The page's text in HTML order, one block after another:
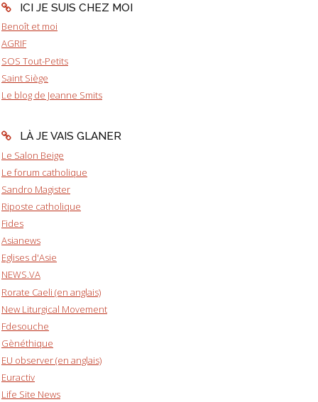
ICI JE SUIS CHEZ MOI
Benoît et moi
AGRIF
SOS Tout-Petits
Saint Siège
Le blog de Jeanne Smits
LÀ JE VAIS GLANER
Le Salon Beige
Le forum catholique
Sandro Magister
Riposte catholique
Fides
Asianews
Eglises d'Asie
NEWS.VA
Rorate Caeli (en anglais)
New Liturgical Movement
Fdesouche
Gènéthique
EU observer (en anglais)
Euractiv
Life Site News